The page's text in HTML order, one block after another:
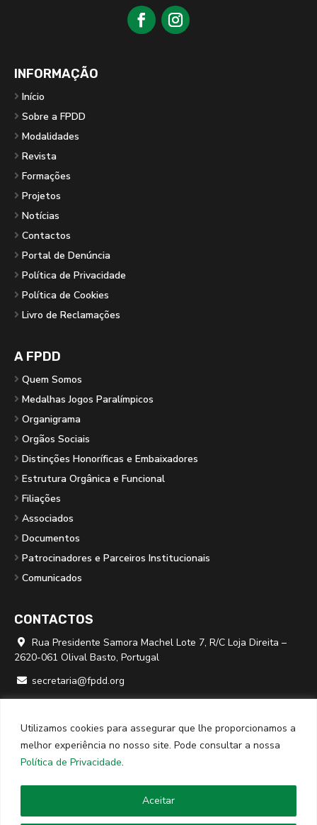
Utilizamos cookies para assegurar que lhe proporcionamos a
melhor experiência no nosso site. Pode consultar a nossa
Política de Privacidade.
Aceitar
INFORMAÇÃO
Início
Sobre a FPDD
Modalidades
Revista
Formações
Projetos
Notícias
Contactos
Portal de Denúncia
Política de Privacidade
Política de Cookies
Livro de Reclamações
A FPDD
Quem Somos
Medalhas Jogos Paralímpicos
Organigrama
Orgãos Sociais
Distinções Honoríficas e Embaixadores
Estrutura Orgânica e Funcional
Filiações
Associados
Documentos
Patrocinadores e Parceiros Institucionais
Comunicados
CONTACTOS

Rua Presidente Samora Machel Lote 7, R/C Loja Direita –
2620-061 Olival Basto, Portugal
 secretaria@fpdd.org
⁽*⁾ chamada para rede fixa nacional
© 2026
· Todos os direitos reservados · Website criado